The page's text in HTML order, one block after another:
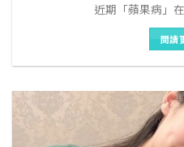
近期「蘋果病」
閱讀